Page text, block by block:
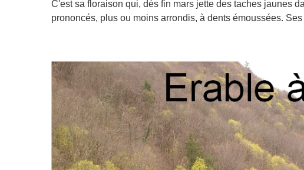
C'est sa floraison qui, dès fin mars jette des taches jaunes
prononcés, plus ou moins arrondis, à dents émoussées.